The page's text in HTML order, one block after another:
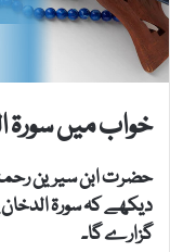
خواب میں سورۃ
حضرت ابن سیرین
دیکھے کہ سورۃ
گزارے گا۔